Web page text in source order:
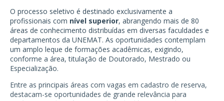
O processo seletivo é destinado exclusivamente a
profissionais com nível superior, abrangendo mais de 80
áreas de conhecimento distribuídas em diversas faculdades e
departamentos da UNEMAT. As oportunidades contemplam
um amplo leque de formações acadêmicas, exigindo,
conforme a área, titulação de Doutorado, Mestrado ou
Especialização.
Entre as principais áreas com vagas em cadastro de reserva,
destacam-se oportunidades de grande relevância para